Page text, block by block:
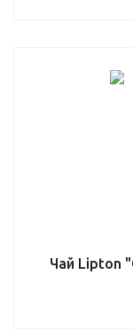
Чай Lipton